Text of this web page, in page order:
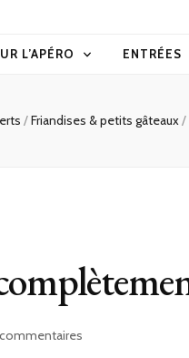
L’APÉRO ENTRÉES
/Friandises & petits gâteaux/